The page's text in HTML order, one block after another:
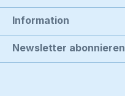
Information
Newsletter abonnieren